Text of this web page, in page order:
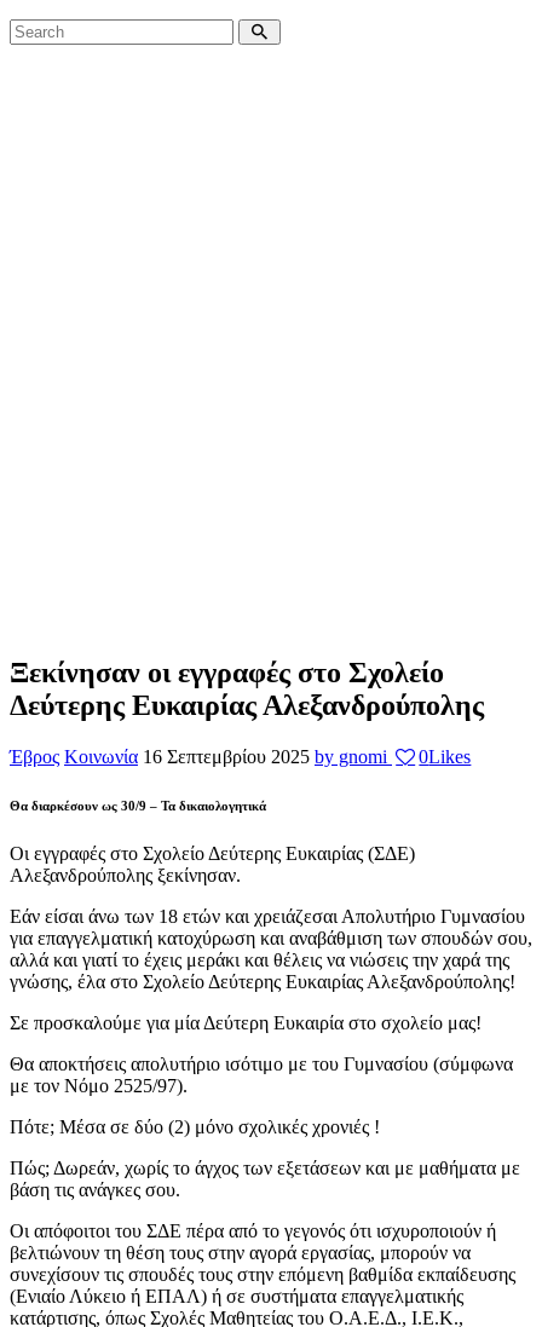
Ξεκίνησαν οι εγγραφές στο Σχολείο
Δεύτερης Ευκαιρίας Αλεξανδρούπολης
Έβρος Κοινωνία 16 Σεπτεμβρίου 2025 by gnomi 0Likes
Θα διαρκέσουν ως 30/9 – Τα δικαιολογητικά
Οι εγγραφές στο Σχολείο Δεύτερης Ευκαιρίας (ΣΔΕ)
Αλεξανδρούπολης ξεκίνησαν.
Εάν είσαι άνω των 18 ετών και χρειάζεσαι Απολυτήριο Γυμνασίου
για επαγγελματική κατοχύρωση και αναβάθμιση των σπουδών σου,
αλλά και γιατί το έχεις μεράκι και θέλεις να νιώσεις την χαρά της
γνώσης, έλα στο Σχολείο Δεύτερης Ευκαιρίας Αλεξανδρούπολης!
Σε προσκαλούμε για μία Δεύτερη Ευκαιρία στο σχολείο μας!
Θα αποκτήσεις απολυτήριο ισότιμο με του Γυμνασίου (σύμφωνα
με τον Νόμο 2525/97).
Πότε; Μέσα σε δύο (2) μόνο σχολικές χρονιές !
Πώς; Δωρεάν, χωρίς το άγχος των εξετάσεων και με μαθήματα με
βάση τις ανάγκες σου.
Οι απόφοιτοι του ΣΔΕ πέρα από το γεγονός ότι ισχυροποιούν ή
βελτιώνουν τη θέση τους στην αγορά εργασίας, μπορούν να
συνεχίσουν τις σπουδές τους στην επόμενη βαθμίδα εκπαίδευσης
(Ενιαίο Λύκειο ή ΕΠΑΛ) ή σε συστήματα επαγγελματικής
κατάρτισης, όπως Σχολές Μαθητείας του Ο.Α.Ε.Δ., Ι.Ε.Κ.,